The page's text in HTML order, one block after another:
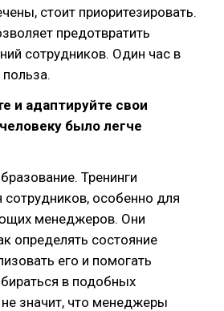
стоит приоритезировать.
предотвратить
сотрудников. Один час в
и адаптируйте свои
было легче
Тренинги
особенно для
менеджеров. Они
определять состояние
его и помогать
в подобных
значит, что менеджеры